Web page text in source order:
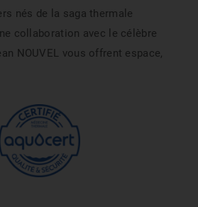
nés de la saga thermale
collaboration avec le célèbre
NOUVEL vous offrent espace,